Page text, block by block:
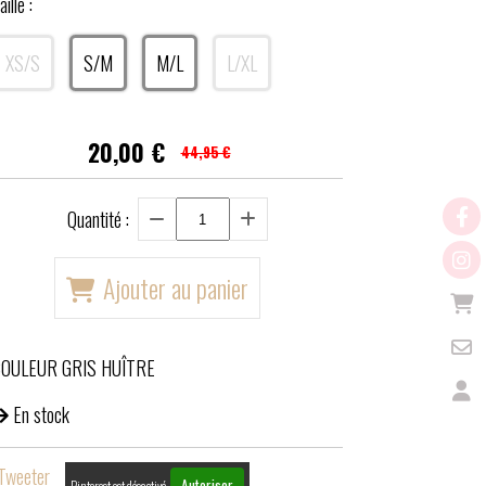
XS/S S/M M/L L/XL
20,00 € 44,95 €
Quantité :
Ajouter au panier
GRIS HUÎTRE
En stock